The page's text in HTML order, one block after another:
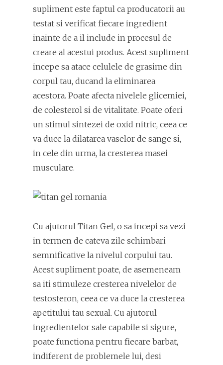
supliment este faptul ca producatorii au
testat si verificat fiecare ingredient
inainte de a il include in procesul de
creare al acestui produs. Acest supliment
incepe sa atace celulele de grasime din
corpul tau, ducand la eliminarea
acestora. Poate afecta nivelele glicemiei,
de colesterol si de vitalitate. Poate oferi
un stimul sintezei de oxid nitric, ceea ce
va duce la dilatarea vaselor de sange si,
in cele din urma, la cresterea masei
musculare.
Cu ajutorul Titan Gel, o sa incepi sa vezi
in termen de cateva zile schimbari
semnificative la nivelul corpului tau.
Acest supliment poate, de asemeneam
sa iti stimuleze cresterea nivelelor de
testosteron, ceea ce va duce la cresterea
apetitului tau sexual. Cu ajutorul
ingredientelor sale capabile si sigure,
poate functiona pentru fiecare barbat,
indiferent de problemele lui, desi